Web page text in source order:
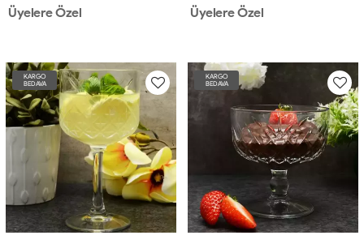
Üyelere Özel Üyelere Özel
KARGO
BEDAVA
KARGO
BEDAVA